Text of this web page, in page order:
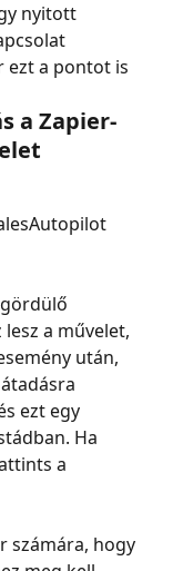
nyitott
ezt a pontot is
a Zapier-
lesz a művelet,
után,
ezt egy
Ha
a
számára, hogy